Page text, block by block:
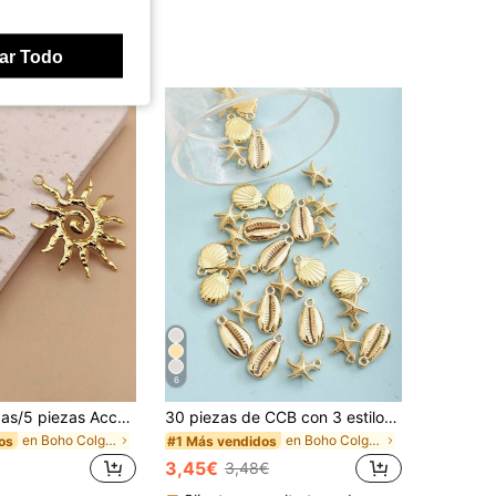
1 pieza/2 piezas/5 piezas Accesorio de colgante de girasol vintage con textura martillada de acero inoxidable, hallazgos de joyería de collar DIY para mujeres y hombres
en Boho Colgantes y dijes
6
30 piezas de CCB con 3 estilos surtidos de colgantes de joyería con estrella de mar, concha y abulón de playa, océano y vacaciones en color dorado
#1 Más vendidos en Boho Colgantes y dijes
3,45€ 3,48€
Todo